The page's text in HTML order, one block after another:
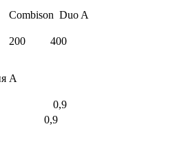
Combison Duo A
200 400
A
0,9
0,9